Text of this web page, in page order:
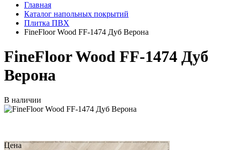
Главная
Каталог напольных покрытий
Плитка ПВХ
FineFloor Wood FF-1474 Дуб Верона
FineFloor Wood FF-1474 Дуб
Верона
В наличии
Цена